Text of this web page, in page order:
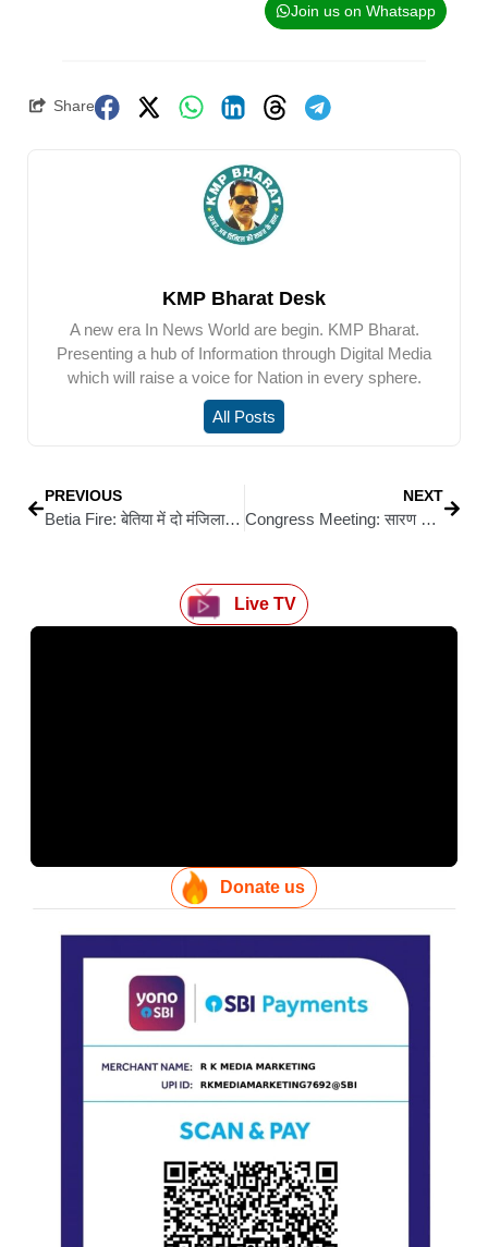
Join us on Whatsapp
Share
KMP Bharat Desk
A new era In News World are begin. KMP Bharat.
Presenting a hub of Information through Digital Media
which will raise a voice for Nation in every sphere.
All Posts
PREVIOUS
Betia Fire: बेतिया में दो मंजिला मकान में भीषण आग, 80 वर्षीय बुजुर्ग महिला की मौत
NEXT
Congress Meeting: सारण में जिला कांग्रेस कमेटी की आवश्यक बैठक, जिलाध्यक्ष की नियुक्ति पर बना दबाव
Live TV
Donate us